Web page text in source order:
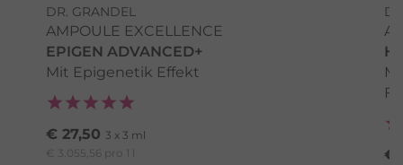
DR. GRANDEL
AMPOULE EXCELLENCE
EPIGEN ADVANCED+
Mit Epigenetik Effekt
€ 27,50 3 x 3 ml
€ 3.055,56 pro 1 l
€